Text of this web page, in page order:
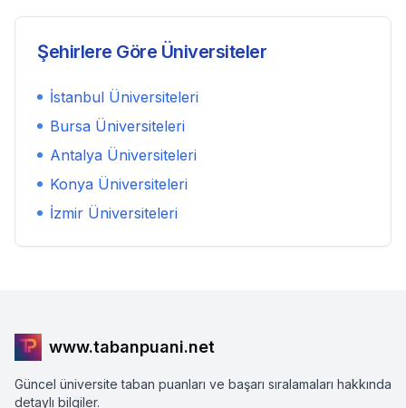
Şehirlere Göre Üniversiteler
İstanbul Üniversiteleri
Bursa Üniversiteleri
Antalya Üniversiteleri
Konya Üniversiteleri
İzmir Üniversiteleri
www.tabanpuani.net
Güncel üniversite taban puanları ve başarı sıralamaları hakkında
detaylı bilgiler.